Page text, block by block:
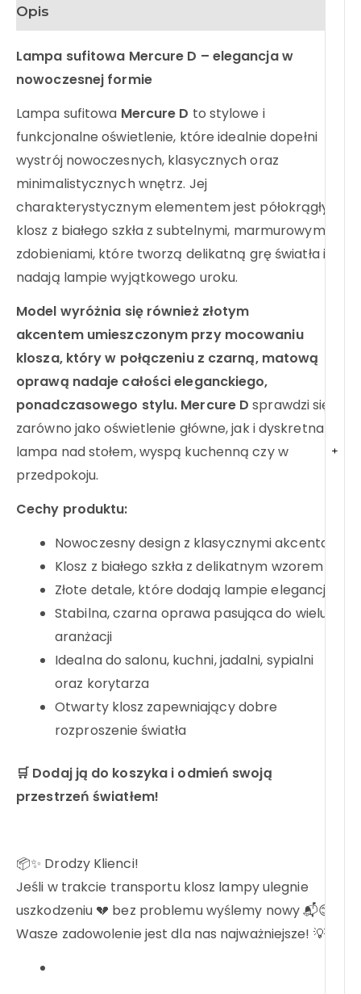
+
Opis
Lampa sufitowa Mercure D – elegancja w
nowoczesnej formie
Lampa sufitowa Mercure D to stylowe i
funkcjonalne oświetlenie, które idealnie dopełni
wystrój nowoczesnych, klasycznych oraz
minimalistycznych wnętrz. Jej
charakterystycznym elementem jest półokrągły
klosz z białego szkła z subtelnymi, marmurowymi
zdobieniami, które tworzą delikatną grę światła i
nadają lampie wyjątkowego uroku.
Model wyróżnia się również złotym
akcentem umieszczonym przy mocowaniu
klosza, który w połączeniu z czarną, matową
oprawą nadaje całości eleganckiego,
ponadczasowego stylu. Mercure D sprawdzi się
zarówno jako oświetlenie główne, jak i dyskretna
lampa nad stołem, wyspą kuchenną czy w
przedpokoju.
Cechy produktu:
Nowoczesny design z klasycznymi akcentami
Klosz z białego szkła z delikatnym wzorem
Złote detale, które dodają lampie elegancji
Stabilna, czarna oprawa pasująca do wielu
aranżacji
Idealna do salonu, kuchni, jadalni, sypialni
oraz korytarza
Otwarty klosz zapewniający dobre
rozproszenie światła
🛒 Dodaj ją do koszyka i odmień swoją
przestrzeń światłem!
📦✨ Drodzy Klienci!
Jeśli w trakcie transportu klosz lampy ulegnie
uszkodzeniu 💔 bez problemu wyślemy nowy 📬😊
Wasze zadowolenie jest dla nas najważniejsze! 💡❤️